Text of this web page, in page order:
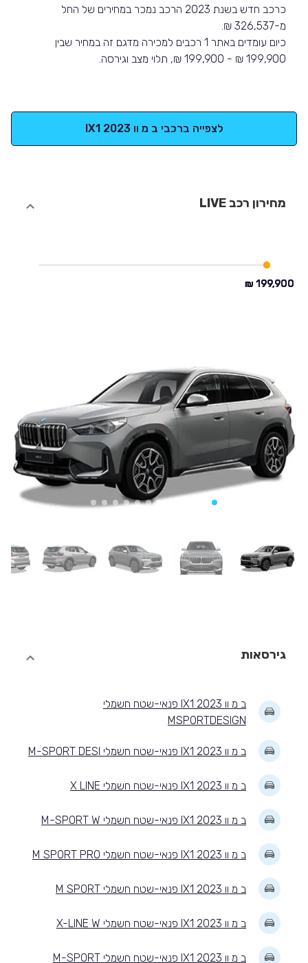
כרכב חדש בשנת 2023 הרכב נמכר במחירים של החל
מ-326,537 ₪.
כיום עומדים באתר 1 רכבים למכירה מדגם זה במחיר שבין
199,900 ₪ - 199,900 ₪, תלוי מצב וגירסה.
לצפייה ברכבי ב מ וו IX1 2023
מחירון רכב LIVE
גירסאות
ב מ וו IX1 2023 פנאי-שטח חשמלי
MSPORTDESIGN
ב מ וו IX1 2023 פנאי-שטח חשמלי M-SPORT DESI
ב מ וו IX1 2023 פנאי-שטח חשמלי X LINE
ב מ וו IX1 2023 פנאי-שטח חשמלי M-SPORT W
ב מ וו IX1 2023 פנאי-שטח חשמלי M SPORT PRO
ב מ וו IX1 2023 פנאי-שטח חשמלי M SPORT
ב מ וו IX1 2023 פנאי-שטח חשמלי X-LINE W
ב מ וו IX1 2023 פנאי-שטח חשמלי M-SPORT